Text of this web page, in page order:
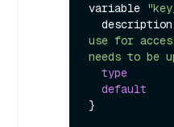
variable
use for
needs to be
type
default
}